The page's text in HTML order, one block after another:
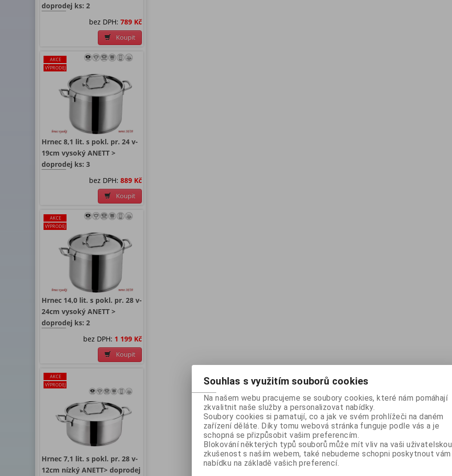
doprodej ks: 2
bez DPH: 789 Kč
Koupit
AKCE
VÝPRODEJ
Hrnec 8,1 lit. s pokl. pr. 24 v-
19cm vysoký ANETT >
doprodej ks: 3
bez DPH: 889 Kč
Koupit
AKCE
VÝPRODEJ
Hrnec 14,0 lit. s pokl. pr. 28 v-
24cm vysoký ANETT >
doprodej ks: 2
bez DPH: 1 199 Kč
Koupit
AKCE
VÝPRODEJ
Hrnec 7,1 lit. s pokl. pr. 28 v-
12cm nízký ANETT> doprodej
Souhlas s využitím souborů cookies
Na našem webu pracujeme se soubory cookies, které nám pomáhají
zkvalitnit naše služby a personalizovat nabídky.
Soubory cookies si pamatují, co a jak ve svém prohlížeči na daném
zařízení děláte. Díky tomu webová stránka funguje podle vás a je
schopná se přizpůsobit vašim preferencím.
Blokování některých typů souborů může mít vliv na vaši uživatelskou
zkušenost s naším webem, také nebudeme schopni poskytnout vám
nabídku na základě vašich preferencí.